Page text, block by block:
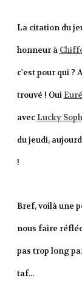
La citation du
honneur à
c'est pour qui ?
trouvé ! Oui
avecLucky
du jeudi,
!
Bref, voilà une
nous faire
pas trop long
taf...